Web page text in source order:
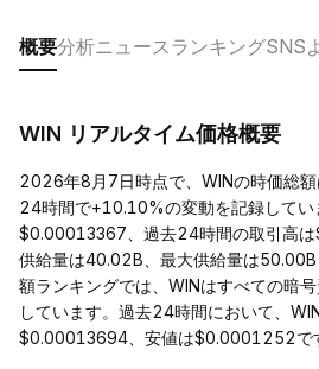
概要分析ニュース ランキングSNS
WIN リアルタイム価格概要
2026年8月7日時点で、WINの時価総
24時間で+10.10%の変動を記録してい
$0.00013367、過去24時間の取引高
供給量は40.02B、最大供給量は
額ランキングでは、WINはすべての暗
しています。過去24時間において、
$0.00013694、安値は$0.0001252で